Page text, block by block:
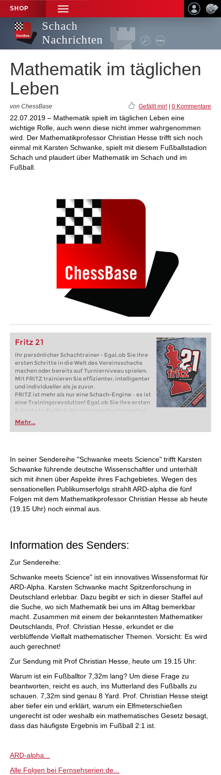
SHOP
TOGGLE
NAVIGATION
Schach
Nachrichten
Mathematik im täglichen
Leben
von ChessBase Gefällt mir! 0 Kommentare
22.07.2019 – Mathematik spielt im täglichen Leben eine
wichtige Rolle, auch wenn diese nicht immer wahrgenommen
wird. Der Mathematikprofessor Christian Hesse trifft sich noch
einmal mit Karsten Schwanke, spielt mit diesem Fußballstadion
Schach und plaudert über Mathematik im Schach und im
Fußball.
Fritz 21
Ihr persönlicher Schachtrainer - Egal, ob Sie Ihre
ersten Schritte in die Welt des Vereinsschachs
machen oder bereits auf Turnierniveau spielen:
Mit FRITZ trainieren Sie effizienter, intelligenter
und individueller als je zuvor.
FRITZ ist mehr als nur eine Schach-Engine – es ist
eine Trainingsrevolution! Egal, ob Sie Ihre ersten
Schritte in die Welt des Vereinsschachs machen
oder bereits auf Turnierniveau spielen: Mit
FRITZ trainieren Sie effizienter, intelligenter und
individueller als je zuvor.
Mehr...
In seiner Sendereihe "Schwanke meets Science" trifft Karsten
Schwanke führende deutsche Wissenschaftler und unterhält
sich mit ihnen über Aspekte ihres Fachgebietes. Wegen des
sensationellen Publikumserfolgs strahlt ARD-alpha die fünf
Folgen mit dem Mathematikprofessor Christian Hesse ab heute
(19.15 Uhr) noch einmal aus.
Information des Senders:
Zur Sendereihe:
Schwanke meets Science" ist ein innovatives Wissensformat für
ARD-Alpha. Karsten Schwanke macht Spitzenforschung in
Deutschland erlebbar. Dazu begibt er sich in dieser Staffel auf
die Suche, wo sich Mathematik bei uns im Alltag bemerkbar
macht. Zusammen mit einem der bekanntesten Mathematiker
Deutschlands, Prof. Christian Hesse, erkundet er die
verblüffende Vielfalt mathematischer Themen. Vorsicht: Es wird
auch gerechnet!
Zur Sendung mit Prof Christian Hesse, heute um 19.15 Uhr:
Warum ist ein Fußballtor 7,32m lang? Um diese Frage zu
beantworten, reicht es auch, ins Mutterland des Fußballs zu
schauen. 7,32m sind genau 8 Yard. Prof. Christian Hesse steigt
aber tiefer ein und erklärt, warum ein Elfmeterschießen
ungerecht ist oder weshalb ein mathematisches Gesetz besagt,
dass das häufigste Ergebnis im Fußball 2:1 ist.
ARD-alpha...
Alle Folgen bei Fernsehserien.de...